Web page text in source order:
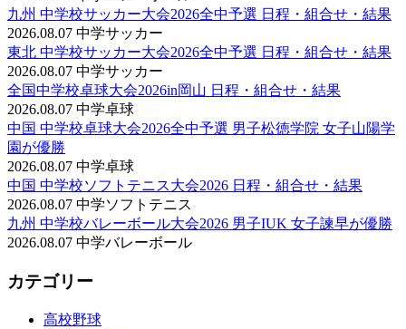
九州 中学校サッカー大会2026全中予選 日程・組合せ・結果
2026.08.07 中学サッカー
東北 中学校サッカー大会2026全中予選 日程・組合せ・結果
2026.08.07 中学サッカー
全国中学校卓球大会2026in岡山 日程・組合せ・結果
2026.08.07 中学卓球
中国 中学校卓球大会2026全中予選 男子松徳学院 女子山陽学
園が優勝
2026.08.07 中学卓球
中国 中学校ソフトテニス大会2026 日程・組合せ・結果
2026.08.07 中学ソフトテニス
九州 中学校バレーボール大会2026 男子IUK 女子諫早が優勝
2026.08.07 中学バレーボール
カテゴリー
高校野球